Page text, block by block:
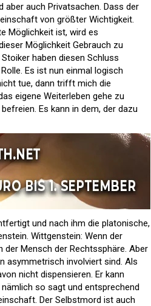
auch Privatsachen. Dass der
von größter Wichtigkeit.
Möglichkeit ist, wird es
Möglichkeit Gebrauch zu
haben diesen Schluss
Es ist nun einmal logisch
tue, dann trifft mich die
eigene Weiterleben gehe zu
Es kann in dem, der dazu
und nach ihm die platonische,
Wittgenstein: Wenn der
der Mensch der Rechtssphäre. Aber
asymmetrisch involviert sind. Als
nicht dispensieren. Er kann
nämlich so sagt und entsprechend
Der Selbstmord ist auch